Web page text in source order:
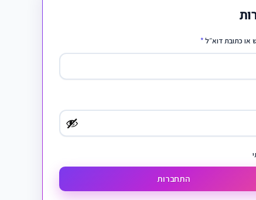
כתובת דוא״ל*
התחברות